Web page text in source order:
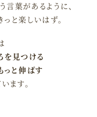
葉があるように、
と楽しいはず。
を見つける
っと伸ばす
ます。